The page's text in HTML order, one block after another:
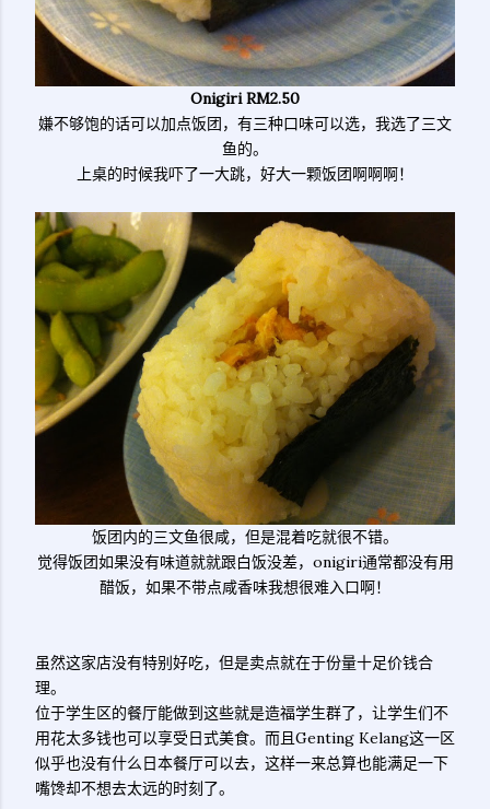
Onigiri RM2.50
嫌不够饱的话可以加点饭团，有三种口味可以选，我选了三文
鱼的。
上桌的时候我吓了一大跳，好大一颗饭团啊啊啊！
饭团内的三文鱼很咸，但是混着吃就很不错。
觉得饭团如果没有味道就就跟白饭没差，onigiri通常都没有用
醋饭，如果不带点咸香味我想很难入口啊！
虽然这家店没有特别好吃，但是卖点就在于份量十足价钱合
理。
位于学生区的餐厅能做到这些就是造福学生群了，让学生们不
用花太多钱也可以享受日式美食。而且Genting Kelang这一区
似乎也没有什么日本餐厅可以去，这样一来总算也能满足一下
嘴馋却不想去太远的时刻了。